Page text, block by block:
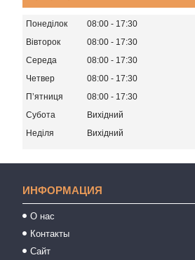
Понеділок 08:00
17:30
Вівторок
08:00
17:30
Середа
08:00
17:30
Четвер
08:00
17:30
Пʼятниця
08:00
17:30
Субота
Вихідний
Неділя
Вихідний
ИНФОРМАЦИЯ
О нас
Контакты
Сайт